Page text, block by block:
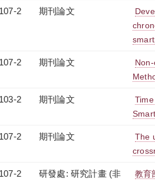
107-2 期刊論文
107-2 期刊論文
103-2 期刊論文
107-2 期刊論文
The
107-2
研發處: 研究計畫 (非
教育